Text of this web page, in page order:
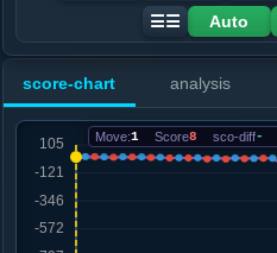
黑+7
13. 兵五进一
黑+43
.....马３进４
黑+11
15. 炮九进四
黑+16
.....马４进６
16. 马三退四
☰☰
Auto
score-chart analysis
Move:1 Score8 sco-diff-